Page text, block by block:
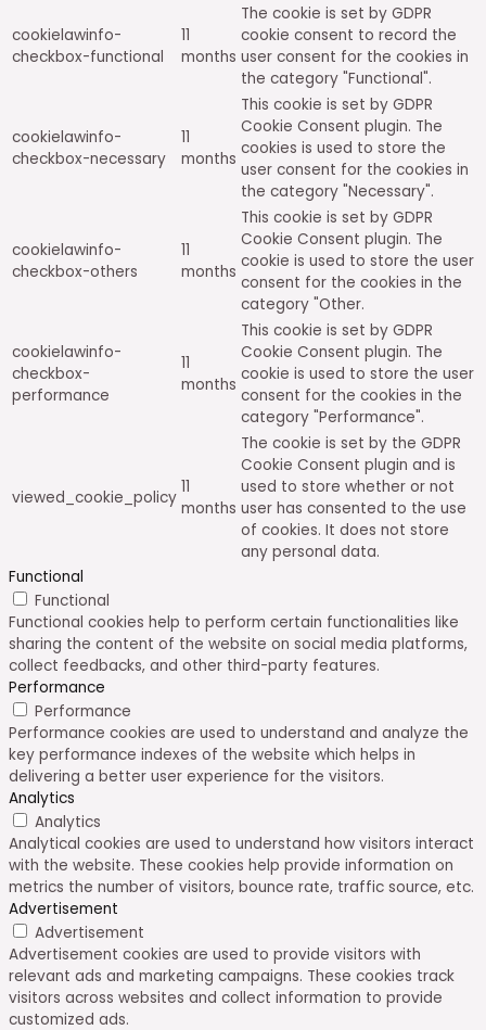
cookielawinfo-
checkbox-functional
11
months
The cookie is set by GDPR
cookie consent to record the
user consent for the cookies in
the category "Functional".
cookielawinfo-
checkbox-necessary
11
months
This cookie is set by GDPR
Cookie Consent plugin. The
cookies is used to store the
user consent for the cookies in
the category "Necessary".
cookielawinfo-
checkbox-others
11
months
This cookie is set by GDPR
Cookie Consent plugin. The
cookie is used to store the user
consent for the cookies in the
category "Other.
cookielawinfo-
checkbox-
performance
11
months
This cookie is set by GDPR
Cookie Consent plugin. The
cookie is used to store the user
consent for the cookies in the
category "Performance".
viewed_cookie_policy
11
months
The cookie is set by the GDPR
Cookie Consent plugin and is
used to store whether or not
user has consented to the use
of cookies. It does not store
any personal data.
Functional
Functional
Functional cookies help to perform certain functionalities like
sharing the content of the website on social media platforms,
collect feedbacks, and other third-party features.
Performance
Performance
Performance cookies are used to understand and analyze the
key performance indexes of the website which helps in
delivering a better user experience for the visitors.
Analytics
Analytics
Analytical cookies are used to understand how visitors interact
with the website. These cookies help provide information on
metrics the number of visitors, bounce rate, traffic source, etc.
Advertisement
Advertisement
Advertisement cookies are used to provide visitors with
relevant ads and marketing campaigns. These cookies track
visitors across websites and collect information to provide
customized ads.